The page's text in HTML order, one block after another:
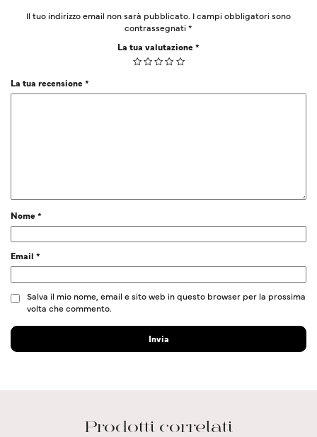
Il tuo indirizzo email non sarà pubblicato. I campi obbligatori sono
contrassegnati*
La tua valutazione*
La tua recensione*
Nome*
Email *
Salva il mio nome, email e sito web in questo browser per la prossima
volta che commento.
Prodotti correlati